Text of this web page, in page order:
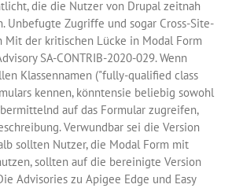
die die Nutzer von Drupal zeitnah
Unbefugte Zugriffe und sogar Cross-Site-
Mit der kritischen Lücke in Modal Form
SA-CONTRIB-2020-029. Wenn
Klassennamen ("fully-qualified class
kennen, könntensie beliebig sowohl
auf das Formular zugreifen,
Verwundbar sei die Version
sollten Nutzer, die Modal Form mit
sollten auf die bereinigte Version
Advisories zu Apigee Edge und Easy